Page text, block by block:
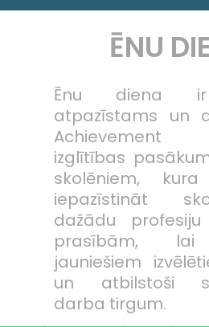
ĒNU
Ēnu diena ir
atpazīstams un
izglītības
skolēniem,
iepazīstināt
dažādu
prasībām, lai
jauniešiem
un atbilstoši
darba tirgum.